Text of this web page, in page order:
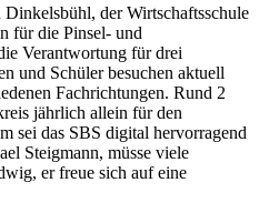
der Wirtschaftsschule
für die Pinsel- und
Verantwortung für drei
und Schüler besuchen aktuell
Fachrichtungen. Rund 2
jährlich allein für den
sei das SBS digital hervorragend
Steigmann, müsse viele
er freue sich auf eine